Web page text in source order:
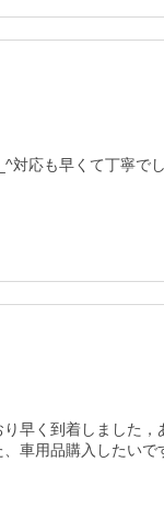
対応も早くて丁寧で
早く到着しました
車用品購入したいで